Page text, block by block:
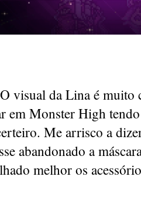
visual da Lina é muito
em Monster High
Me arrisco a
abandonado a
melhor os